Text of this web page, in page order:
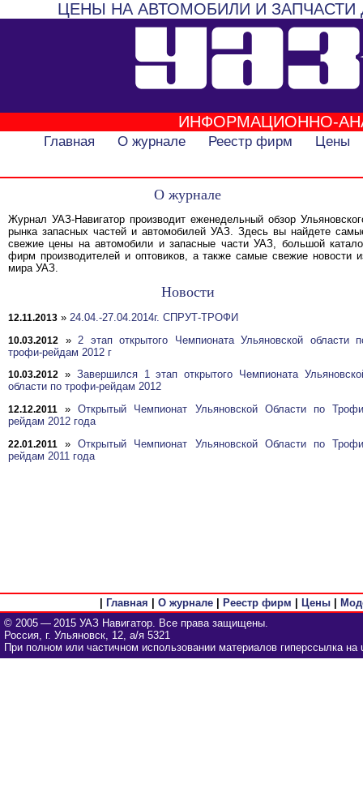
ЦЕНЫ НА АВТОМОБИЛИ И
ИНФОРМАЦИОННО-
Главная О журнале Реестр фирм Цены
О журнале
Журнал УАЗ-Навигатор производит еженедельный обзор
рынка запасных частей и автомобилей УАЗ. Здесь вы найдете
свежие цены на автомобили и запасные части УАЗ, большой
фирм производителей и оптовиков, а также самые свежие новости
мира УАЗ.
Новости
12.11.2013 » 24.04.-27.04.2014г. СПРУТ-ТРОФИ
10.03.2012 » 2 этап открытого Чемпионата Ульяновской области
трофи-рейдам 2012 г
10.03.2012 » Завершился 1 этап открытого Чемпионата
области по трофи-рейдам 2012
12.12.2011 »Открытый Чемпионат Ульяновской Области по
рейдам 2012 года
22.01.2011 »Открытый Чемпионат Ульяновской Области по
рейдам 2011 года
Главная О журнале| Реестр фирм Цены|
© 2005 — 2015 УАЗ Навигатор. Все права защищены.
Россия, г. Ульяновск, 12, а/я 5321
При полном или частичном использовании материалов гиперссылка на